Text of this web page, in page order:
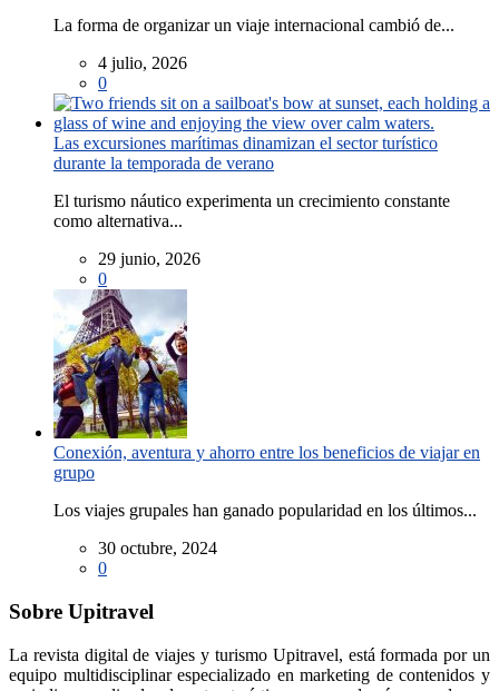
La forma de organizar un viaje internacional cambió de...
4 julio, 2026
0
Las excursiones marítimas dinamizan el sector turístico
durante la temporada de verano
El turismo náutico experimenta un crecimiento constante
como alternativa...
29 junio, 2026
0
Conexión, aventura y ahorro entre los beneficios de viajar en
grupo
Los viajes grupales han ganado popularidad en los últimos...
30 octubre, 2024
0
Sobre Upitravel
La revista digital de viajes y turismo Upitravel, está formada por un
equipo multidisciplinar especializado en marketing de contenidos y